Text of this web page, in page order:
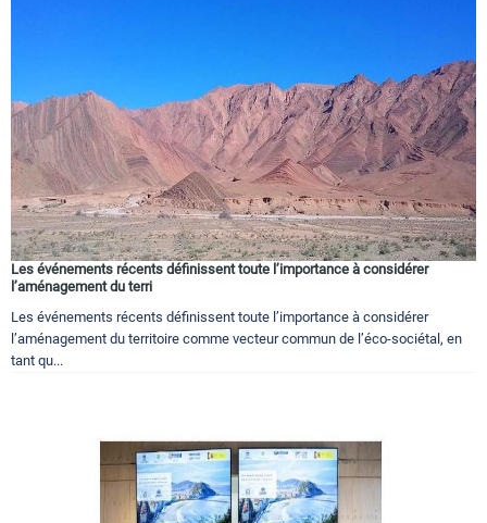
Les événements récents définissent toute l’importance à considérer
l’aménagement du terri
Les événements récents définissent toute l’importance à considérer
l’aménagement du territoire comme vecteur commun de l’éco-sociétal, en
tant qu...